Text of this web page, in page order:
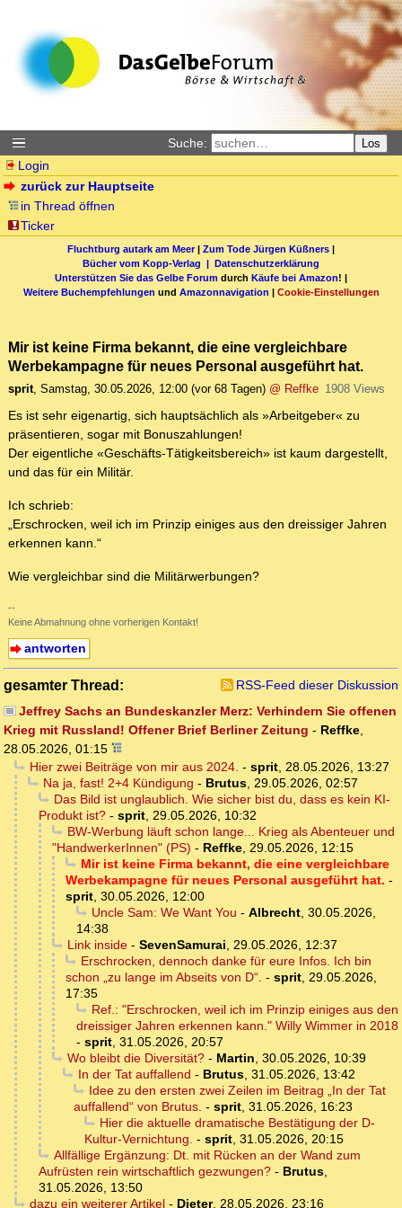
Suche: Los
Login
zurück zur Hauptseite
in Thread öffnen
Ticker
Fluchtburg autark am Meer| Zum Tode Jürgen Küßners |
Bücher vom Kopp-Verlag | Datenschutzerklärung
Unterstützen Sie das Gelbe Forum durch Käufe bei Amazon! |
Weitere Buchempfehlungen und Amazonnavigation | Cookie-Einstellungen
Mir ist keine Firma bekannt, die eine vergleichbare
Werbekampagne für neues Personal ausgeführt hat.
sprit, Samstag, 30.05.2026, 12:00 (vor 68 Tagen) @ Reffke 1908 Views
Es ist sehr eigenartig, sich hauptsächlich als »Arbeitgeber« zu
präsentieren, sogar mit Bonuszahlungen!
Der eigentliche «Geschäfts-Tätigkeitsbereich» ist kaum dargestellt,
und das für ein Militär.
Ich schrieb:
„Erschrocken, weil ich im Prinzip einiges aus den dreissiger Jahren
erkennen kann.“
Wie vergleichbar sind die Militärwerbungen?
--
Keine Abmahnung ohne vorherigen Kontakt!
antworten
gesamter Thread:
RSS-Feed dieser Diskussion
Jeffrey Sachs an Bundeskanzler Merz: Verhindern Sie offenen
Krieg mit Russland! Offener Brief Berliner Zeitung - Reffke,
28.05.2026, 01:15
Hier zwei Beiträge von mir aus 2024. - sprit, 28.05.2026, 13:27
Na ja, fast! 2+4 Kündigung - Brutus, 29.05.2026, 02:57
Das Bild ist unglaublich. Wie sicher bist du, dass es kein KI-
Produkt ist? - sprit, 29.05.2026, 10:32
BW-Werbung läuft schon lange... Krieg als Abenteuer und
"HandwerkerInnen" (PS) - Reffke, 29.05.2026, 12:15
Mir ist keine Firma bekannt, die eine vergleichbare
Werbekampagne für neues Personal ausgeführt hat. -
sprit, 30.05.2026, 12:00
Uncle Sam: We Want You - Albrecht, 30.05.2026,
14:38
Link inside- SevenSamurai, 29.05.2026, 12:37
Erschrocken, dennoch danke für eure Infos. Ich bin
schon „zu lange im Abseits von D“. - sprit, 29.05.2026,
17:35
Ref.: "Erschrocken, weil ich im Prinzip einiges aus den
dreissiger Jahren erkennen kann." Willy Wimmer in 2018
- sprit, 31.05.2026, 20:57
Wo bleibt die Diversität?- Martin, 30.05.2026, 10:39
In der Tat auffallend - Brutus, 31.05.2026, 13:42
Idee zu den ersten zwei Zeilen im Beitrag „In der Tat
auffallend“ von Brutus. - sprit, 31.05.2026, 16:23
Hier die aktuelle dramatische Bestätigung der D-
Kultur-Vernichtung. - sprit, 31.05.2026, 20:15
Allfällige Ergänzung: Dt. mit Rücken an der Wand zum
Aufrüsten rein wirtschaftlich gezwungen? - Brutus,
31.05.2026, 13:50
dazu ein weiterer Artikel- Dieter, 28.05.2026, 23:16